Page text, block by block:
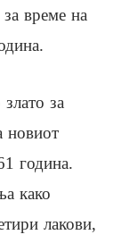
време на
за
новиот
година.
како
лакови,